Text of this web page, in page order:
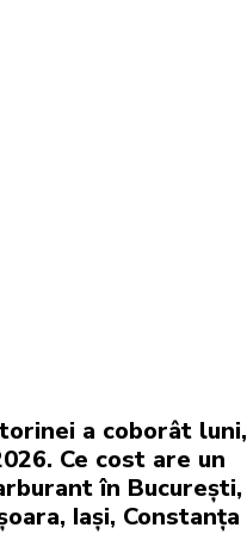
a coborât luni,
Ce cost are un
în București,
Iași, Constanța